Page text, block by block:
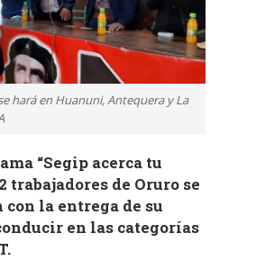
hará en Huanuni, Antequera y La
“Segip acerca tu
trabajadores de Oruro se
la entrega de su
en las categorías